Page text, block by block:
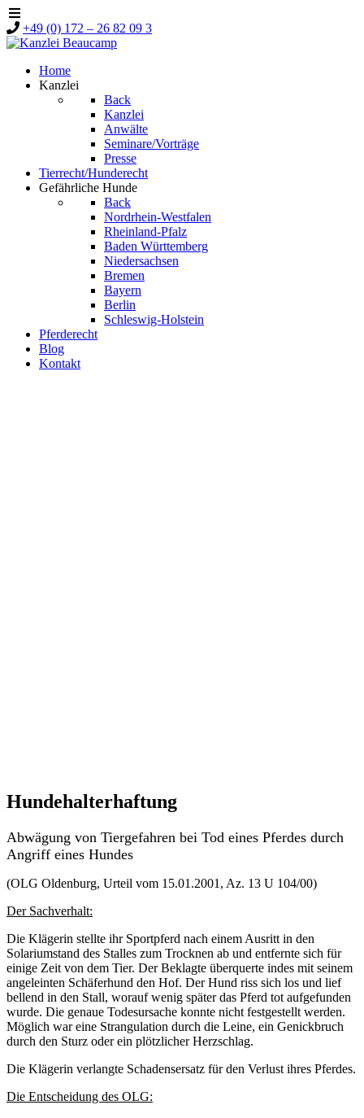
+49 (0) 172 – 26 82 09 3
Home
Kanzlei
Back
Kanzlei
Anwälte
Seminare/Vorträge
Presse
Tierrecht/Hunderecht
Gefährliche Hunde
Back
Nordrhein-Westfalen
Rheinland-Pfalz
Baden Württemberg
Niedersachsen
Bremen
Bayern
Berlin
Schleswig-Holstein
Pferderecht
Blog
Kontakt
Hundehalterhaftung
Abwägung von Tiergefahren bei Tod eines Pferdes durch
Angriff eines Hundes
(OLG Oldenburg, Urteil vom 15.01.2001, Az. 13 U 104/00)
Der Sachverhalt:
Die Klägerin stellte ihr Sportpferd nach einem Ausritt in den
Solariumstand des Stalles zum Trocknen ab und entfernte sich für
einige Zeit von dem Tier. Der Beklagte überquerte indes mit seinem
angeleinten Schäferhund den Hof. Der Hund riss sich los und lief
bellend in den Stall, worauf wenig später das Pferd tot aufgefunden
wurde. Die genaue Todesursache konnte nicht festgestellt werden.
Möglich war eine Strangulation durch die Leine, ein Genickbruch
durch den Sturz oder ein plötzlicher Herzschlag.
Die Klägerin verlangte Schadensersatz für den Verlust ihres Pferdes.
Die Entscheidung des OLG: